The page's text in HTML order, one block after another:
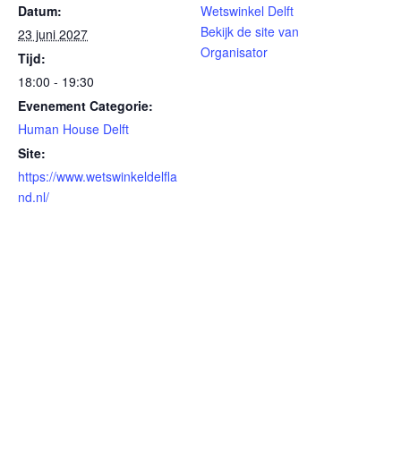
Datum:
23 juni 2027
Tijd:
18:00 - 19:30
Evenement Categorie:
Human House Delft
Site:
https://www.wetswinkeldelfla
nd.nl/
Wetswinkel Delft
Bekijk de site van
Organisator